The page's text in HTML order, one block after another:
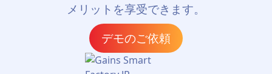
メリットを享受できます。
デモのご依頼